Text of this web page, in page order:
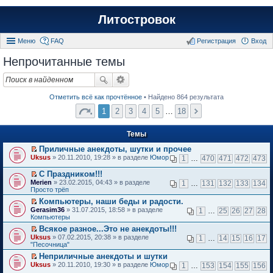
Литостровок
Меню FAQ Вход
Регистрация
Непрочитанные темы
Отметить всё как прочтённое • Найдено 864 результата
1 2 3 4 5 18
Темы
П
р
е
й
т
и
к
п
е
р
в
о
м
у
н
Приличные анекдоты, шутки и прочее
1 … 470 471 472 473
Uksus » 20.11.2010, 19:28 » в разделе Юмор
П
е
р
е
й
т
и
к
п
е
р
в
о
С Праздником!!!
1 … 131 132 133 134
Merien » 23.02.2015, 04:43 » в разделе
Просто трёп
П
е
р
е
й
т
и
к
п
Компьютеры, наши беды и радости.
1 … 25 26 27 28
Gerasim36 » 31.07.2015, 18:58 » в разделе
Компьютеры
П
е
р
е
й
Всякое разное...Это не анекдоты!!!
1 … 14 15 16 17
Uksus » 07.02.2015, 20:38 » в разделе
"Песочница"
П
Неприличные анекдоты и шутки
1 … 153 154 155 156
Uksus » 20.11.2010, 19:30 » в разделе Юмор